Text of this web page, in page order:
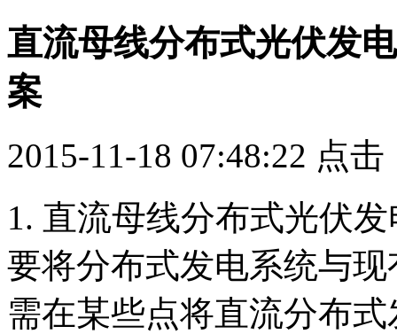
直流母线分布式光伏发
案
2015-11-18 07:48:22 点击
1. 直流母线分布式光伏
要将分布式发电系统与
需在某些点将直流分布